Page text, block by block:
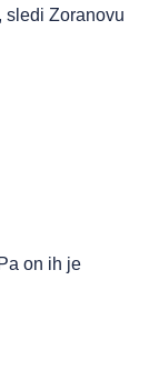
sledi Zoranovu
on ih je